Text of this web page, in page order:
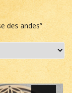
des andes”